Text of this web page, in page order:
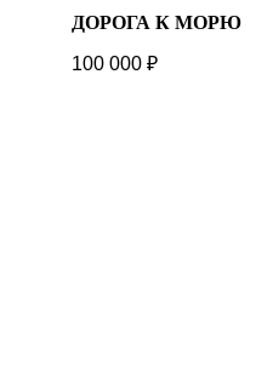
ДОРОГА К МОРЮ
100 000 ₽